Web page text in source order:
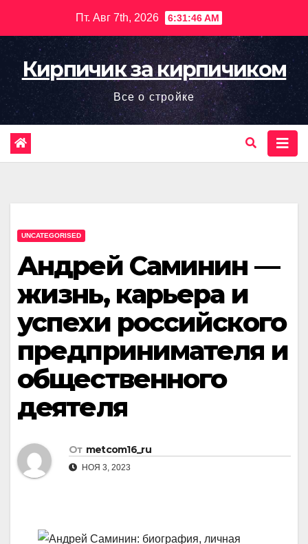
содержимому
Пт. Авг 7th, 2026 6:31:47 AM
Кирпичик за кирпичиком
Все о стройке
UNCATEGORISED
Андрей Саминин —
жизнь, карьера и
успехи российского
предпринимателя и
общественного
деятеля
От metcom16_ru
НОЯ 3, 2023